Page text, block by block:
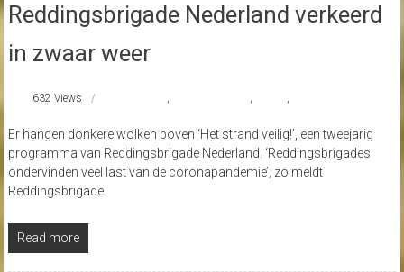
Reddingsbrigade Nederland verkeerd
in zwaar weer
632 Views , , ,
Er hangen donkere wolken boven ‘Het strand veilig!’, een tweejarig
programma van Reddingsbrigade Nederland. ‘Reddingsbrigades
ondervinden veel last van de coronapandemie’, zo meldt
Reddingsbrigade
Read more